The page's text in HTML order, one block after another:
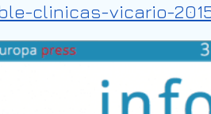
clinicas-vicario-